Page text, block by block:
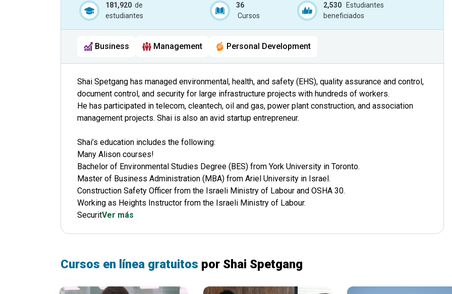
181,920 de
estudiantes
36
Cursos
2,530
Estudiantes
beneficiados
Business Management Personal Development
Shai Spetgang has managed environmental, health, and safety (EHS), quality assurance and control,
document control, and security for large infrastructure projects with hundreds of workers.
He has participated in telecom, cleantech, oil and gas, power plant construction, and association
management projects. Shai is also an avid startup entrepreneur.
Shai’s education includes the following:
Many Alison courses!
Bachelor of Environmental Studies Degree (BES) from York University in Toronto.
Master of Business Administration (MBA) from Ariel University in Israel.
Construction Safety Officer from the Israeli Ministry of Labour and OSHA 30.
Working as Heights Instructor from the Israeli Ministry of Labour.
SecuritVer más
Cursos en línea gratuitos por Shai Spetgang